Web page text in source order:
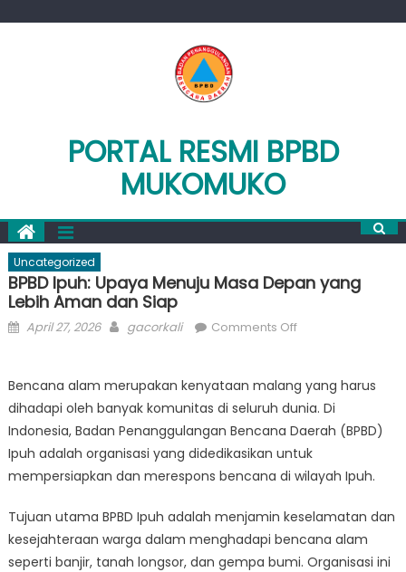
PORTAL RESMI BPBD
MUKOMUKO
Uncategorized
BPBD Ipuh: Upaya Menuju Masa Depan yang
Lebih Aman dan Siap
Posted
April 27, 2026 Author
gacorkali Comments Offon
Upaya
Menuju
Masa
Depan
yang
Aman
dan
Siap
Bencana alam merupakan kenyataan malang yang harus
dihadapi oleh banyak komunitas di seluruh dunia. Di
Indonesia, Badan Penanggulangan Bencana Daerah (BPBD)
Ipuh adalah organisasi yang didedikasikan untuk
mempersiapkan dan merespons bencana di wilayah Ipuh.
Tujuan utama BPBD Ipuh adalah menjamin keselamatan dan
kesejahteraan warga dalam menghadapi bencana alam
seperti banjir, tanah longsor, dan gempa bumi. Organisasi ini